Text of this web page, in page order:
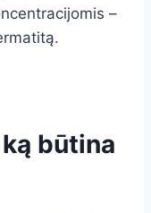
–
būtina